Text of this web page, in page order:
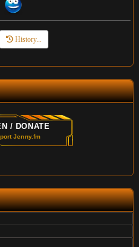
History...